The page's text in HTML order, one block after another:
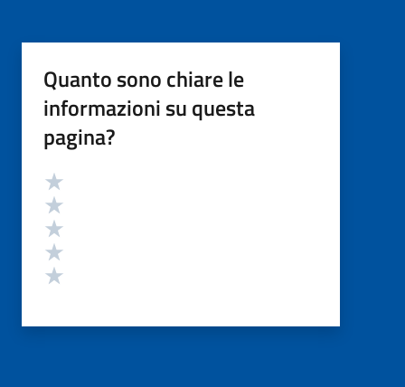
Quanto sono chiare le
informazioni su questa
pagina?
Valutazione